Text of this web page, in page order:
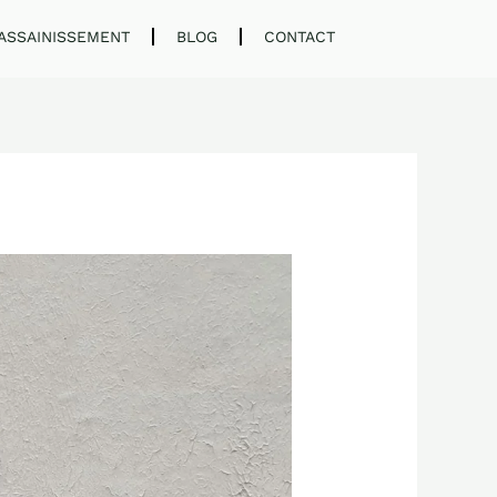
BLOG CONTACT